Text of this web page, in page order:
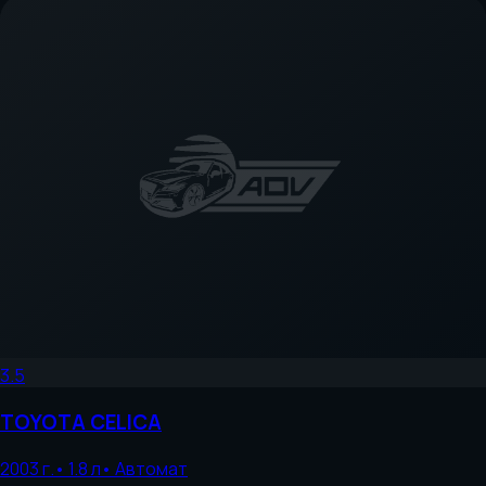
3.5
TOYOTACELICA
2003г.• 1.8л• Автомат